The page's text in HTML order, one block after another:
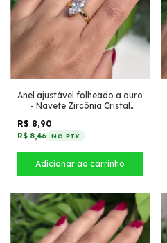
Anel ajustável folheado a ouro
- Navete Zircônia Cristal
R$ 8,90
R$ 8,46 NO PIX